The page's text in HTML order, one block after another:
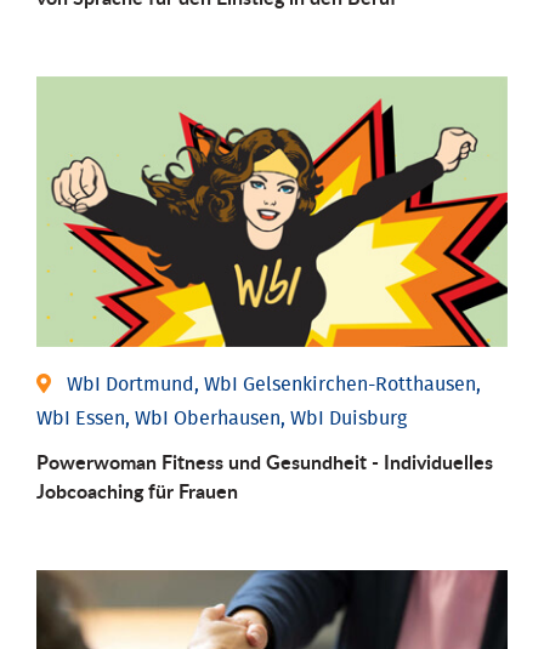
WbI Dortmund, WbI Gelsenkirchen-Rotthausen,
WbI Essen, WbI Oberhausen, WbI Duisburg
Powerwoman Fitness und Gesund­heit - Individu­elles
Job­coaching für Frauen